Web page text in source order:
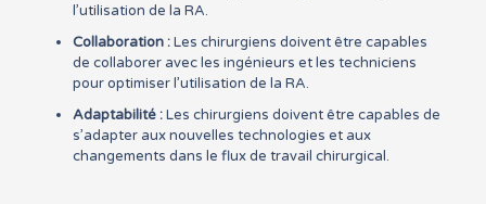
l’utilisation de la RA.
Collaboration :Les chirurgiens doivent être capables
de collaborer avec les ingénieurs et les techniciens
pour optimiser l’utilisation de la RA.
Adaptabilité :Les chirurgiens doivent être capables de
s’adapter aux nouvelles technologies et aux
changements dans le flux de travail chirurgical.